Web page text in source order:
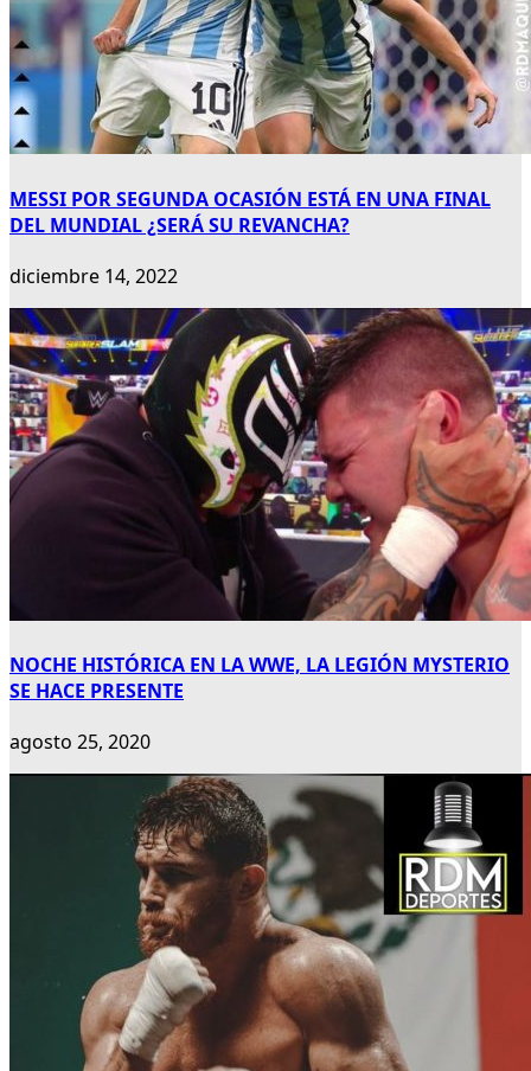
MESSI POR SEGUNDA OCASIÓN ESTÁ EN UNA FINAL
DEL MUNDIAL ¿SERÁ SU REVANCHA?
diciembre 14, 2022
NOCHE HISTÓRICA EN LA WWE, LA LEGIÓN MYSTERIO
SE HACE PRESENTE
agosto 25, 2020